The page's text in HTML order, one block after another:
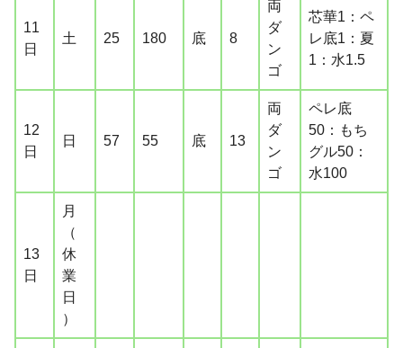
11
日
土 25 180 底 8
両
ダ
ン
ゴ
芯華1：ペ
レ底1：夏
1：水1.5
12
日
日 57 55 底 13
両
ダ
ン
ゴ
ペレ底
50：もち
グル50：
水100
13
日
月
（
休
業
日
）